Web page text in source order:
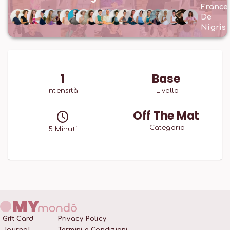
De
Nigris
1
Intensità
Base
Livello
5 Minuti
Off The Mat
Categoria
Gift Card
Privacy Policy